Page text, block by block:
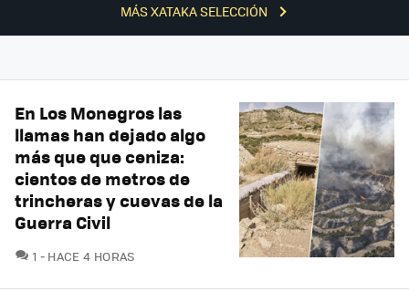
MÁS XATAKA SELECCIÓN
En Los Monegros las
llamas han dejado algo
más que que ceniza:
cientos de metros de
trincheras y cuevas de la
Guerra Civil
1 COMENTARIOS
HACE 4 HORAS